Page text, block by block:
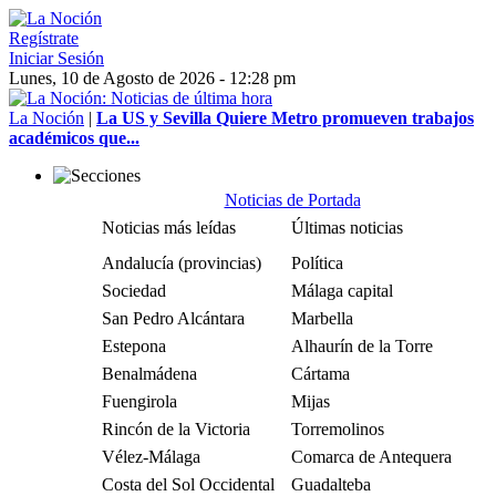
Regístrate
Iniciar Sesión
Lunes, 10 de Agosto de 2026 - 12:28 pm
La Noción | La US y Sevilla Quiere Metro promueven trabajos
académicos que...
Noticias de Portada
Noticias más leídas
Últimas noticias
Andalucía (provincias)
Política
Sociedad
Málaga capital
San Pedro Alcántara
Marbella
Estepona
Alhaurín de la Torre
Benalmádena
Cártama
Fuengirola
Mijas
Rincón de la Victoria
Torremolinos
Vélez-Málaga
Comarca de Antequera
Costa del Sol Occidental
Guadalteba